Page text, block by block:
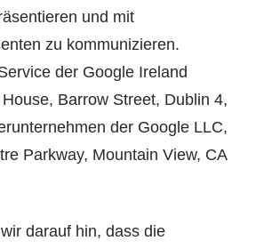
und mit
zu kommunizieren.
der Google Ireland
Barrow Street, Dublin 4,
der Google LLC,
Parkway, Mountain View, CA
darauf hin, dass die